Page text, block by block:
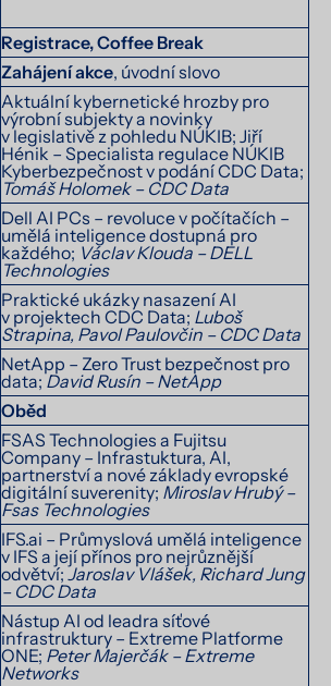
Registrace, Coffee Break
Zahájení akce, úvodní slovo
Aktuální kybernetické hrozby pro
výrobní subjekty a novinky
v legislativě z pohledu NÚKIB; Jiří
Hénik – Specialista regulace NÚKIB
Kyberbezpečnost v podání CDC Data;
Tomáš Holomek – CDC Data
Dell AI PCs – revoluce v počítačích –
umělá inteligence dostupná pro
každého; Václav Klouda – DELL
Technologies
Praktické ukázky nasazení AI
v projektech CDC Data; Luboš
Strapina, Pavol Paulovčin – CDC Data
NetApp – Zero Trust bezpečnost pro
data;David Rusín – NetApp
Oběd
FSAS Technologies a Fujitsu
Company – Infrastuktura, AI,
partnerství a nové základy evropské
digitální suverenity; Miroslav Hrubý –
Fsas Technologies
IFS.ai – Průmyslová umělá inteligence
v IFS a její přínos pro nejrůznější
odvětví; Jaroslav Vlášek, Richard Jung
– CDC Data
Nástup AI od leadra síťové
infrastruktury – Extreme Platforme
ONE; Peter Majerčák – Extreme
Networks